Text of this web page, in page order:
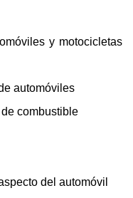
y motocicletas
automóviles
combustible
del automóvil